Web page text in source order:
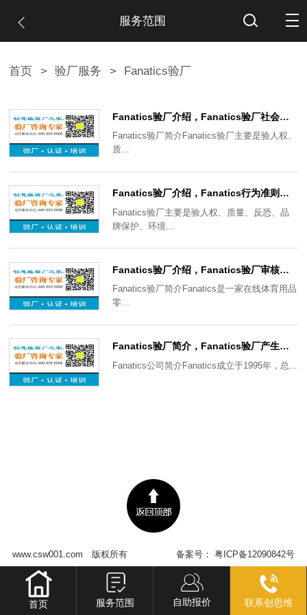
服务范围
首页 > 验厂服务 > Fanatics验厂
Fanatics验厂介绍，Fanatics验厂社会责任审核内容及注意事项
Fanatics验厂简介Fanatics验厂主要是验人权、
质...
Fanatics验厂介绍，Fanatics行为准则及Fanatics验厂审核通过需要了解的事项
Fanatics验厂主要是验人权、质量、反恐、品
牌保护、环境...
Fanatics验厂介绍，Fanatics验厂审核包括哪些方面？Fanatics验厂审核项目有哪些？
Fanatics验厂简介Fanatics是一家在线体育用品
零...
Fanatics验厂简介，Fanatics验厂产生背景及审核意义
Fanatics公司简介Fanatics成立于1995年，总...
备案号：粤ICP备12090842号
www.csw001.com 版权所有
首页 服务范围 自助报价 联系创思维